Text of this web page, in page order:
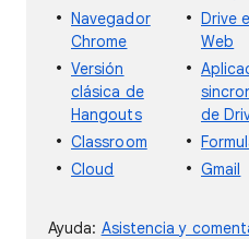
Navegador
Chrome
Versión
clásica de
Hangouts
Classroom
Cloud
Drive
Web
de
Gmail
Ayuda: Asistencia y